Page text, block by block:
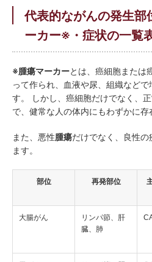
代表的ながんの発生部
ーカー※・症状の一覧
※腫瘍マーカーとは、癌細胞または
って作られ、血液や尿、組織など
す。 しかし、癌細胞だけでなく、
で、健常な人の体内にもわずかに存
また、悪性腫瘍だけでなく、良性の
ます。
部位 再発部位
大腸がん
リンパ節、肝
臓、肺